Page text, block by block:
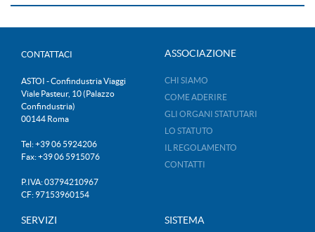
CONTATTACI
ASTOI - Confindustria Viaggi
Viale Pasteur, 10 (Palazzo
Confindustria)
00144 Roma
Tel: +39 06 5924206
Fax: +39 06 5915076
P.IVA: 03794210967
CF: 97153960154
ASSOCIAZIONE
CHI SIAMO
COME ADERIRE
GLI ORGANI STATUTARI
LO STATUTO
IL REGOLAMENTO
CONTATTI
SERVIZI SISTEMA